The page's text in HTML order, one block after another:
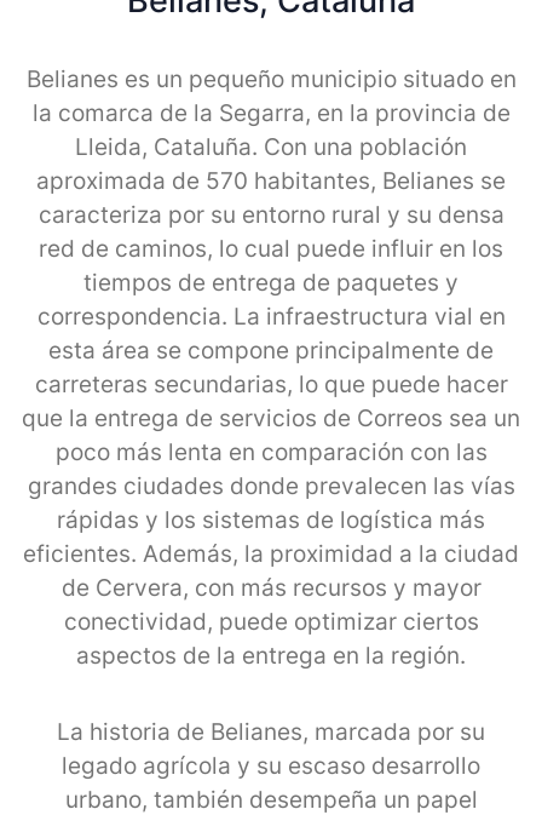
Belianes es un pequeño municipio situado en
la comarca de la Segarra, en la provincia de
Lleida, Cataluña. Con una población
aproximada de 570 habitantes, Belianes se
caracteriza por su entorno rural y su densa
red de caminos, lo cual puede influir en los
tiempos de entrega de paquetes y
correspondencia. La infraestructura vial en
esta área se compone principalmente de
carreteras secundarias, lo que puede hacer
que la entrega de servicios de Correos sea un
poco más lenta en comparación con las
grandes ciudades donde prevalecen las vías
rápidas y los sistemas de logística más
eficientes. Además, la proximidad a la ciudad
de Cervera, con más recursos y mayor
conectividad, puede optimizar ciertos
aspectos de la entrega en la región.
La historia de Belianes, marcada por su
legado agrícola y su escaso desarrollo
urbano, también desempeña un papel